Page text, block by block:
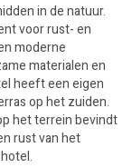
in de natuur.
voor rust- en
moderne
materialen en
heeft een eigen
op het zuiden.
het terrein bevindt
rust van het